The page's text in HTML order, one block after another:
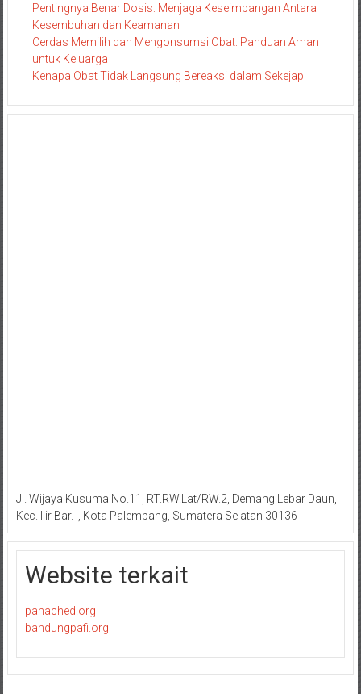
Pentingnya Benar Dosis: Menjaga Keseimbangan Antara
Kesembuhan dan Keamanan
Cerdas Memilih dan Mengonsumsi Obat: Panduan Aman
untuk Keluarga
Kenapa Obat Tidak Langsung Bereaksi dalam Sekejap
Jl. Wijaya Kusuma No.11, RT.RW.Lat/RW.2, Demang Lebar Daun,
Kec. Ilir Bar. I, Kota Palembang, Sumatera Selatan 30136
Website terkait
panached.org
bandungpafi.org